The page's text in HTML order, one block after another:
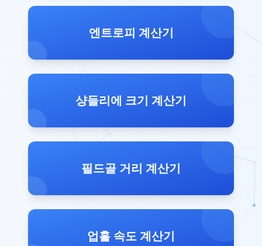
엔트로피 계산기
샹들리에 크기 계산기
필드골 거리 계산기
업홀 속도 계산기